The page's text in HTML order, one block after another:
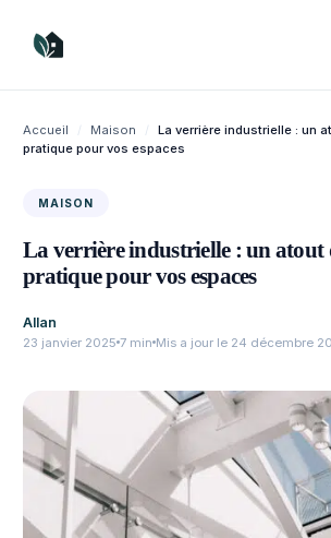
contenu
Accueil / Maison /
La verrière industrielle : un
pratique pour vos espaces
MAISON
La verrière industrielle : un atout
pratique pour vos espaces
Allan
23 janvier 2025 7 min Mis a jour le 24 décembre